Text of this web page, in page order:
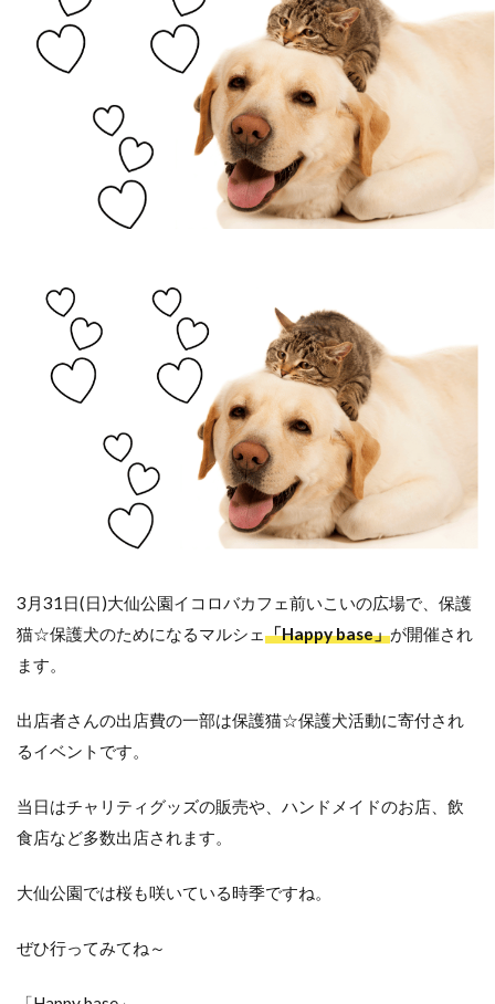
3月31日(日)大仙公園イコロバカフェ前いこいの広場で、保護
猫☆保護犬のためになるマルシェ「Happy base」が開催され
ます。
出店者さんの出店費の一部は保護猫☆保護犬活動に寄付され
るイベントです。
当日はチャリティグッズの販売や、ハンドメイドのお店、飲
食店など多数出店されます。
大仙公園では桜も咲いている時季ですね。
ぜひ行ってみてね～